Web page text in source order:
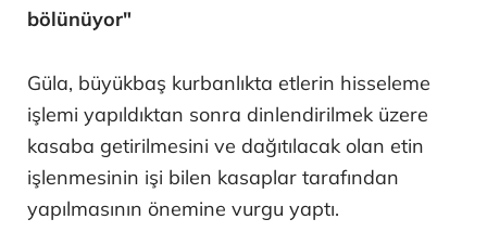
bölünüyor"
Güla, büyükbaş kurbanlıkta etlerin hisseleme
işlemi yapıldıktan sonra dinlendirilmek üzere
kasaba getirilmesini ve dağıtılacak olan etin
işlenmesinin işi bilen kasaplar tarafından
yapılmasının önemine vurgu yaptı.